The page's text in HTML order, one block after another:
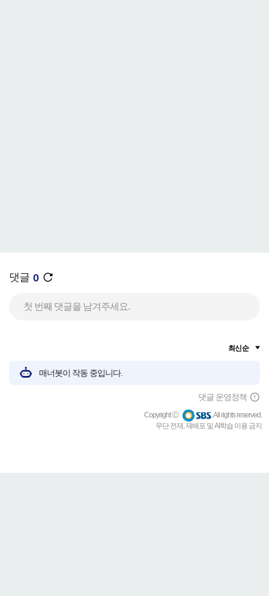
댓글 0
첫 번째 댓글을 남겨주세요.
최신순
매너봇이 작동 중입니다.
댓글 운영정책
Copyright Ⓒ
. All rights reserved.
무단 전재, 재배포 및 AI학습 이용 금지